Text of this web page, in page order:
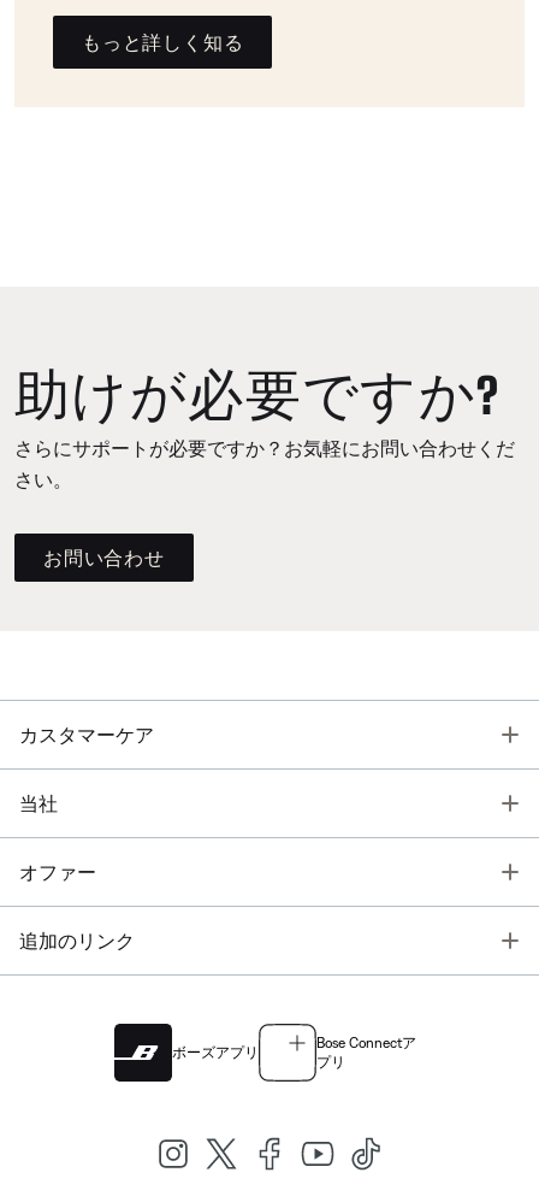
もっと詳しく知る
助けが必要ですか?
さらにサポートが必要ですか？お気軽にお問い合わせくだ
さい。
お問い合わせ
カスタマーケア
当社
オファー
追加のリンク
ボーズアプリ
Bose Connectア
プリ